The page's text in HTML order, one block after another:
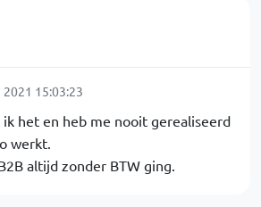
15:03:23
ik het en heb me nooit gerealiseerd
werkt.
altijd zonder BTW ging.